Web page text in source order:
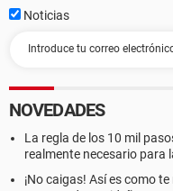
Noticias
NOVEDADES
La regla de los 10 mil
realmente necesario para
¡No caigas! Así es como